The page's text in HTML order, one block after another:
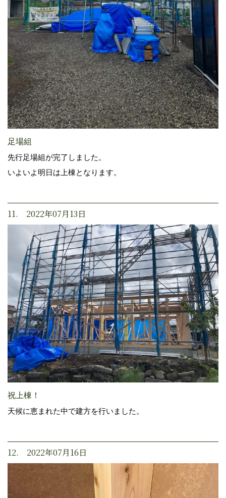
足場組
先行足場組が完了しました。
いよいよ明日は上棟となります。
11. 2022年07月13日
祝上棟！
天候に恵まれた中で建方を行いました。
12. 2022年07月16日